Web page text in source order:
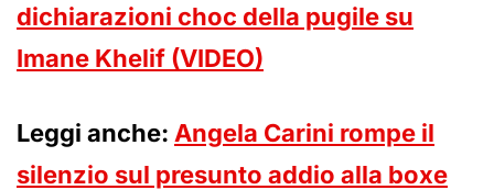
dichiarazioni choc della pugile su
Imane Khelif (VIDEO)
Leggi anche: Angela Carini rompe il
silenzio sul presunto addio alla boxe